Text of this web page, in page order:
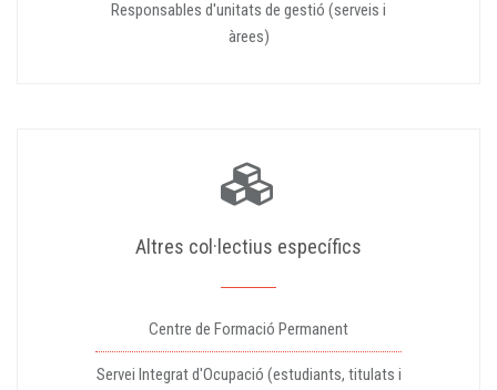
Responsables d'unitats de gestió (serveis i
àrees)
Altres col·lectius específics
Centre de Formació Permanent
Servei Integrat d'Ocupació (estudiants, titulats i